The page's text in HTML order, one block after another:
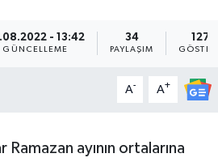
- 13:42
GÜNCELLEME
34
PAYLAŞIM
1272
A- A+
ayının ortalarına